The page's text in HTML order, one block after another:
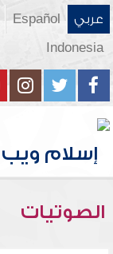
عربي Español
Indonesia
الصوتيات